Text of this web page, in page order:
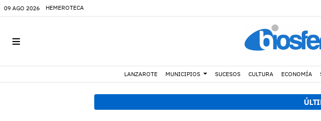
09 AGO 2026 HEMEROTECA
LANZAROTE MUNICIPIOS SUCESOS CULTURA ECONOMÍA